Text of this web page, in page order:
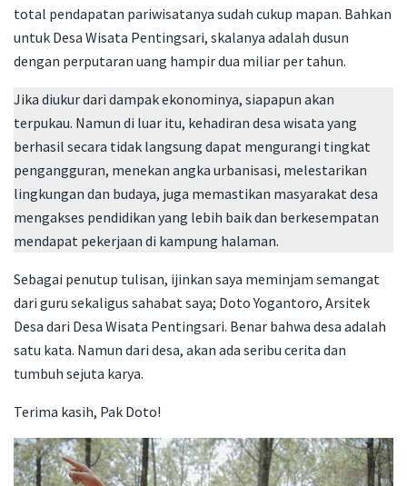
total pendapatan pariwisatanya sudah cukup mapan. Bahkan
untuk Desa Wisata Pentingsari, skalanya adalah dusun
dengan perputaran uang hampir dua miliar per tahun.
Jika diukur dari dampak ekonominya, siapapun akan
terpukau. Namun di luar itu, kehadiran desa wisata yang
berhasil secara tidak langsung dapat mengurangi tingkat
pengangguran, menekan angka urbanisasi, melestarikan
lingkungan dan budaya, juga memastikan masyarakat desa
mengakses pendidikan yang lebih baik dan berkesempatan
mendapat pekerjaan di kampung halaman.
Sebagai penutup tulisan, ijinkan saya meminjam semangat
dari guru sekaligus sahabat saya; Doto Yogantoro, Arsitek
Desa dari Desa Wisata Pentingsari. Benar bahwa desa adalah
satu kata. Namun dari desa, akan ada seribu cerita dan
tumbuh sejuta karya.
Terima kasih, Pak Doto!